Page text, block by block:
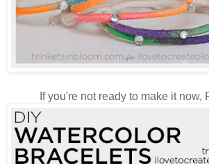
If you're not ready to make it now,